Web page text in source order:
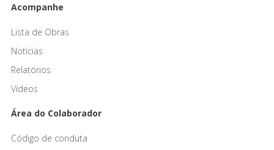
Acompanhe
Lista de Obras
Notícias
Relatórios
Vídeos
Área do Colaborador
Código de conduta